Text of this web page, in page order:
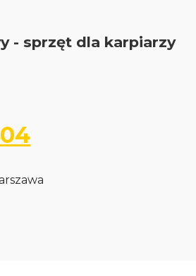
- sprzęt dla karpiarzy